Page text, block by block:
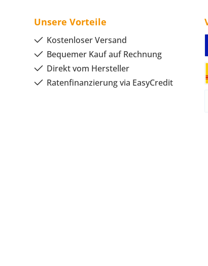
Unsere Vorteile
Kostenloser Versand
Bequemer Kauf auf Rechnung
Direkt vom Hersteller
Ratenfinanzierung via EasyCredit